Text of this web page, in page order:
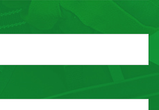
je web
Experience
stránky